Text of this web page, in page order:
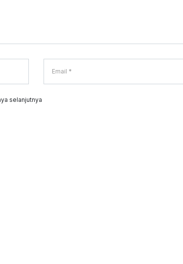
selanjutnya